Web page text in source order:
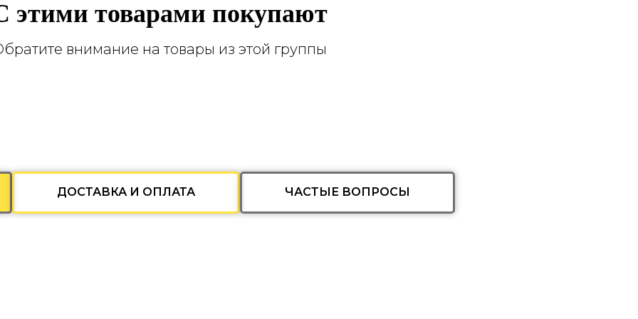
этими товарами покупают
внимание на товары из этой группы
ДОСТАВКА И ОПЛАТА ЧАСТЫЕ ВОПРОСЫ